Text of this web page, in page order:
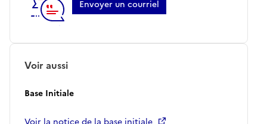
Envoyer un courriel
Voir aussi
Base Initiale